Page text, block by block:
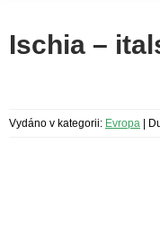
Ischia –
Vydáno v kategorii: Evropa